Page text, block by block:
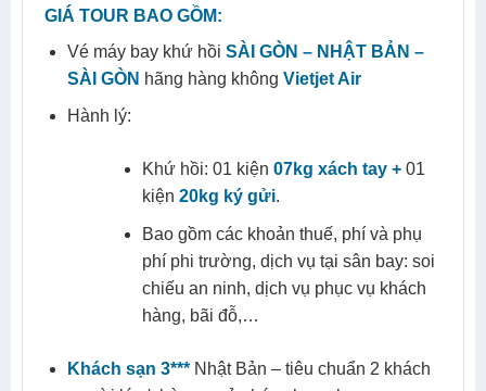
GIÁ TOUR BAO GỒM:
Vé máy bay khứ hồi SÀI GÒN – NHẬT BẢN –
SÀI GÒN hãng hàng không Vietjet Air
Hành lý:
Khứ hồi: 01 kiện 07kg xách tay +01
kiện 20kg ký gửi.
Bao gồm các khoản thuế, phí và phụ
phí phi trường, dịch vụ tại sân bay: soi
chiếu an ninh, dịch vụ phục vụ khách
hàng, bãi đỗ,…
Khách sạn 3***Nhật Bản – tiêu chuẩn 2 khách